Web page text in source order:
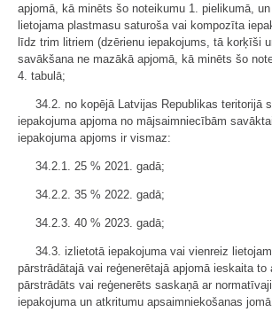
apjomā, kā minēts šo noteikumu 1. pielikumā,
lietojama plastmasu saturoša vai kompozīta
līdz trim litriem (dzērienu iepakojums, tā korķīši
savākšana ne mazākā apjomā, kā minēts šo
4. tabulā;
34.2. no kopējā Latvijas Republikas teritorijā
iepakojuma apjoma no mājsaimniecībām
iepakojuma apjoms ir vismaz:
34.2.1. 25 % 2021. gadā;
34.2.2. 35 % 2022. gadā;
34.2.3. 40 % 2023. gadā;
34.3. izlietotā iepakojuma vai vienreiz
pārstrādātajā vai reģenerētajā apjomā ieskaita to
pārstrādāts vai reģenerēts saskaņā ar
iepakojuma un atkritumu apsaimniekošanas